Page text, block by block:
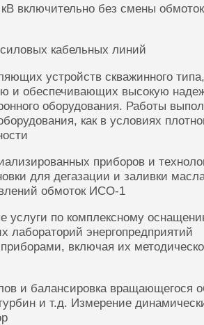
включительно без смены
кабельных линий
устройств скважинного
и обеспечивающих высокую
оборудования. Работы
как в условиях
приборов и
для дегазации и заливки
обмоток ИСО-1
услуги по комплексному
лабораторий энергопредприятий
включая их
и балансировка вращающегося
и т.д. Измерение